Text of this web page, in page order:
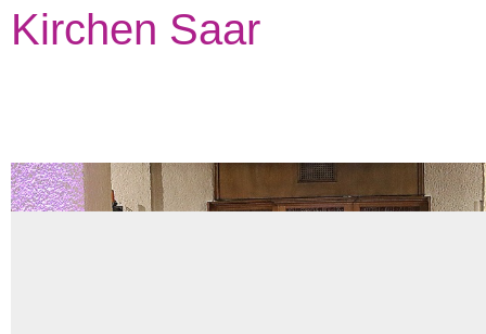
Kirchen Saar